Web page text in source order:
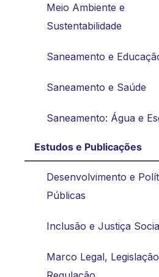
Meio Ambiente e
Sustentabilidade
Saneamento e
Saneamento e Saúde
Saneamento: Água e
Estudos e Publicações
Desenvolvimento e
Públicas
Inclusão e Justiça
Marco Legal,